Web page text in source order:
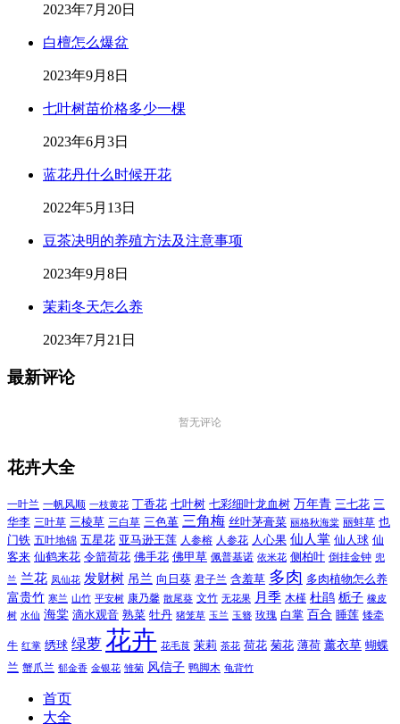
2023年7月20日
白檀怎么爆盆
2023年9月8日
七叶树苗价格多少一棵
2023年6月3日
蓝花丹什么时候开花
2022年5月13日
豆茶决明的养殖方法及注意事项
2023年9月8日
茉莉冬天怎么养
2023年7月21日
最新评论
暂无评论
花卉大全
一叶兰 一帆风顺 一枝黄花 丁香花 七叶树 七彩细叶龙血树 万年青 三七花 三
华李 三叶草 三棱草 三白草 三色堇 三角梅 丝叶茅膏菜 丽格秋海棠 丽蚌草 也
门铁 五叶地锦 五星花 亚马逊王莲 人参榕 人参花 人心果 仙人掌 仙人球 仙
客来 仙鹤来花 令箭荷花 佛手花 佛甲草 佩普基诺 依米花 侧柏叶 倒挂金钟 兜
兰 兰花 凤仙花 发财树 吊兰 向日葵 君子兰 含羞草 多肉 多肉植物怎么养
富贵竹 寒兰 山竹 平安树 康乃馨 散尾葵 文竹 无花果 月季 木槿 杜鹃 栀子 橡皮
树 水仙 海棠 滴水观音 熟菜 牡丹 猪笼草 玉兰 玉簪 玫瑰 白掌 百合 睡莲 矮牵
牛 红掌 绣球 绿萝 花卉 花毛茛 茉莉 茶花 荷花 菊花 薄荷 薰衣草 蝴蝶
兰 蟹爪兰 郁金香 金银花 雏菊 风信子 鸭脚木 龟背竹
首页
大全